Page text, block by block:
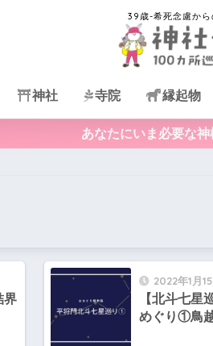
神社 寺院 縁起物
あなたにいま必要な
界
2022年1月
【北斗七星
めぐり①鳥